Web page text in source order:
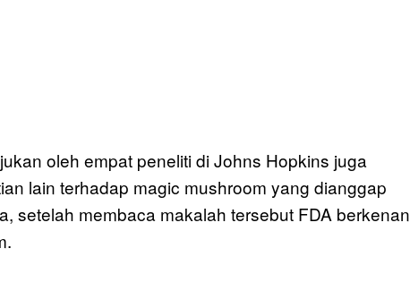
oleh empat peneliti di Johns Hopkins juga
lain terhadap magic mushroom yang dianggap
setelah membaca makalah tersebut FDA berkenan